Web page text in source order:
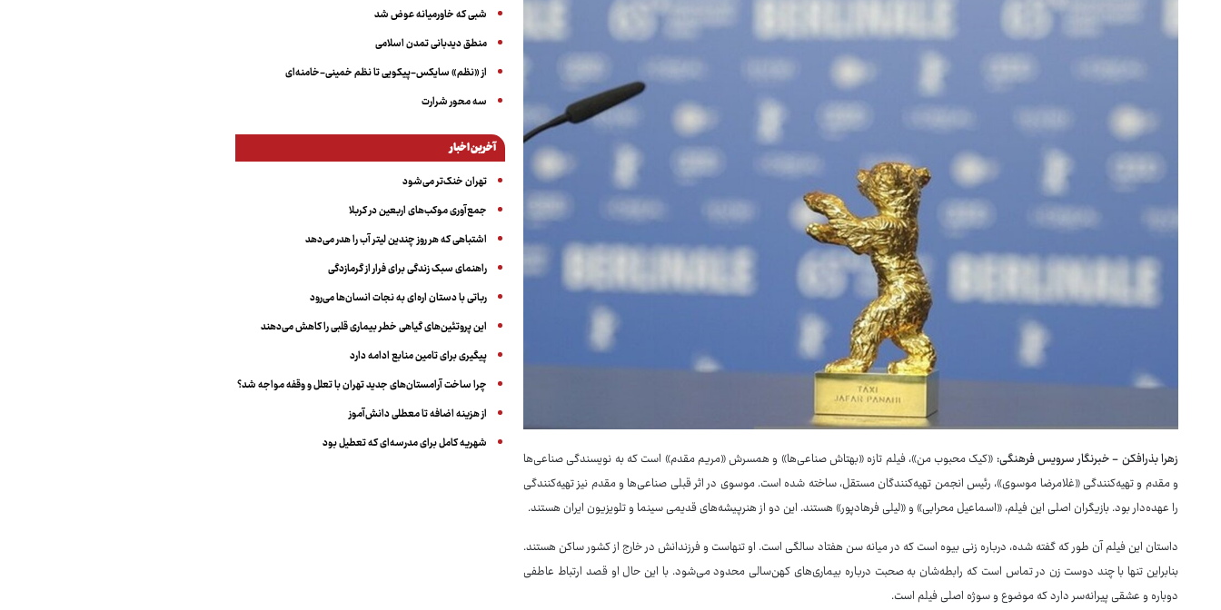
زهرا بذرافکن - خبرنگار سرویس فرهنگی:«کیک محبوب من»، فیلم تازه «بهتاش صناعی‌ها» و همسرش «مریم مقدم» است که به نویسندگی صناعی‌ها
و مقدم و تهیه‌کنندگی «غلامرضا موسوی»، رئیس انجمن تهیه‌کنندگان مستقل، ساخته شده است. موسوی در اثر قبلی صناعی‌ها و مقدم نیز تهیه‌کنندگی
را عهده‌دار بود. بازیگران اصلی این فیلم، «اسماعیل محرابی» و «لیلی فرهادپور» هستند. این دو از هنرپیشه‌های قدیمی سینما و تلویزیون ایران هستند.
داستان این فیلم آن طور که گفته شده، درباره زنی بیوه است که در میانه سن هفتاد سالگی است. او تنهاست و فرزندانش در خارج از کشور ساکن هستند.
بنابراین تنها با چند دوست زن در تماس است که رابطه‌شان به صحبت درباره بیماری‌های کهن‌سالی محدود می‌شود. با این حال او قصد ارتباط عاطفی
دوباره و عشقی پیرانه‌سر دارد که موضوع و سوژه اصلی فیلم است.
شبی که خاورمیانه عوض شد
منطق دیدبانی تمدن اسلامی
از «نظم» سایکس-پیکویی تا نظم خمینی-خامنه‌ای
سه‌ محور شرارت
آخرین اخبار
تهران خنک‌تر می‌شود
جمع‌آوری موکب‌های اربعین در کربلا
اشتباهی که هر روز چندین لیتر آب را هدر می‌دهد
راهنمای سبک زندگی برای فرار از گرمازدگی
رباتی با دستان اره‌ای به نجات انسان‌ها می‌رود
این پروتئین‌های گیاهی خطر بیماری قلبی را کاهش می‌دهند
پیگیری برای تامین منابع ادامه دارد
چرا ساخت آرامستان‌های جدید تهران با تعلل و وقفه مواجه شد؟
از هزینه اضافه تا معطلی دانش‌آموز
شهریه کامل برای مدرسه‌ای که تعطیل بود